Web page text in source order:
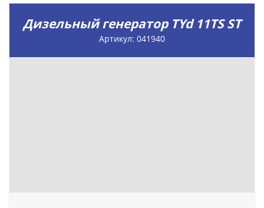
Дизельный генератор TYd 11TS ST
Артикул: 041940